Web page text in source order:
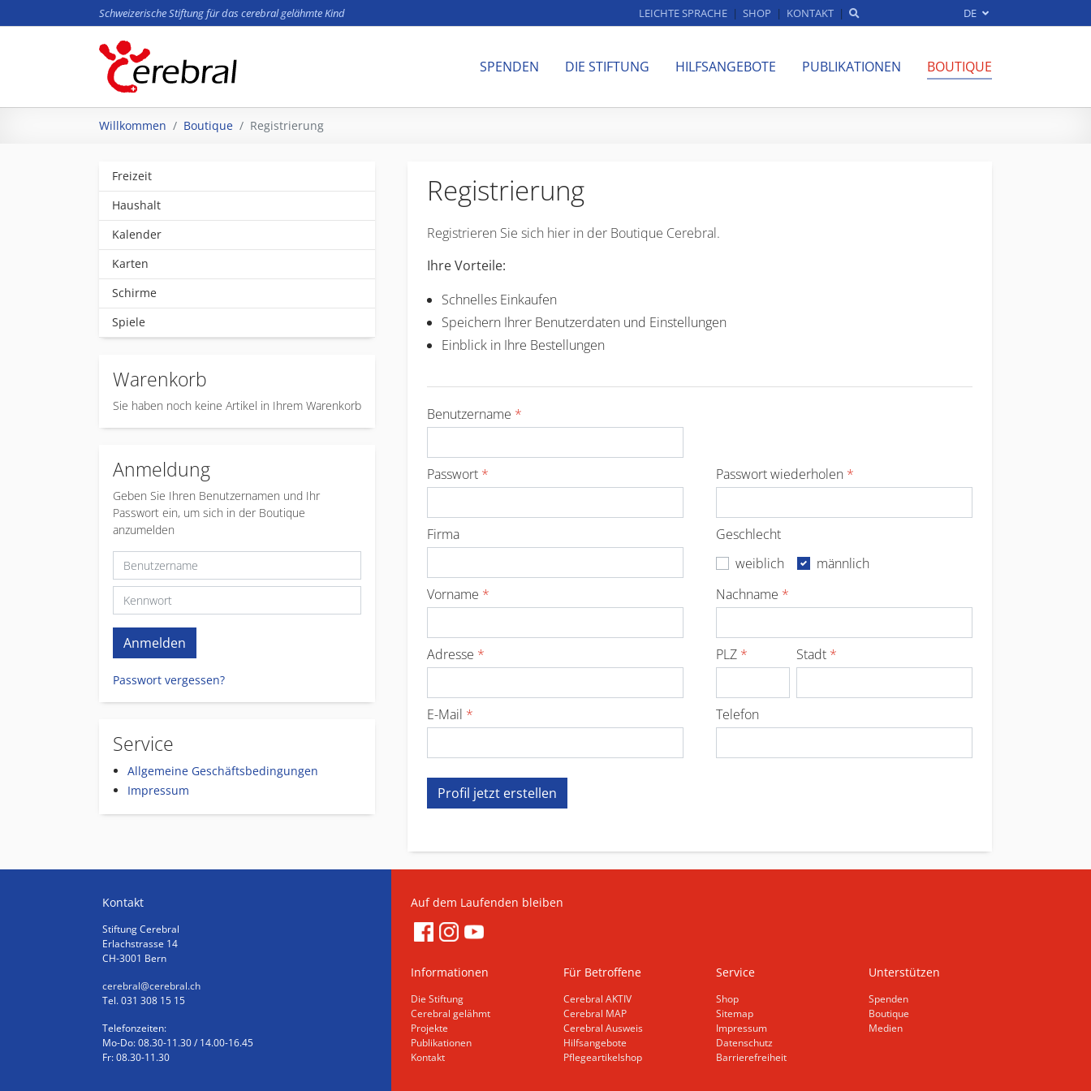
Schweizerische Stiftung für das cerebral gelähmte Kind LEICHTE SPRACHE SHOP KONTAKT DE
SPENDEN DIE STIFTUNG HILFSANGEBOTE PUBLIKATIONEN BOUTIQUE
Willkommen Boutique Registrierung
Freizeit
Haushalt
Kalender
Karten
Schirme
Spiele
Warenkorb
Sie haben noch keine Artikel in Ihrem Warenkorb
Anmeldung
Geben Sie Ihren Benutzernamen und Ihr
Passwort ein, um sich in der Boutique
anzumelden
Passwort vergessen?
Service
Allgemeine Geschäftsbedingungen
Impressum
Registrierung
Registrieren Sie sich hier in der Boutique Cerebral.
Ihre Vorteile:
Schnelles Einkaufen
Speichern Ihrer Benutzerdaten und Einstellungen
Einblick in Ihre Bestellungen
Benutzername *
Passwort * Passwort wiederholen *
Firma
Geschlecht
weiblich
männlich
Vorname * Nachname *
Adresse * PLZ * Stadt *
E-Mail * Telefon
Kontakt
Stiftung Cerebral
Erlachstrasse 14
CH-3001 Bern
cerebral@cerebral.ch
Tel. 031 308 15 15
Telefonzeiten:
Mo-Do: 08.30-11.30 / 14.00-16.45
Fr: 08.30-11.30
Auf dem Laufenden bleiben
Informationen
Die Stiftung
Cerebral gelähmt
Projekte
Publikationen
Kontakt
Für Betroffene
Cerebral AKTIV
Cerebral MAP
Cerebral Ausweis
Hilfsangebote
Pflegeartikelshop
Service
Shop
Sitemap
Impressum
Datenschutz
Barrierefreiheit
Unterstützen
Spenden
Boutique
Medien